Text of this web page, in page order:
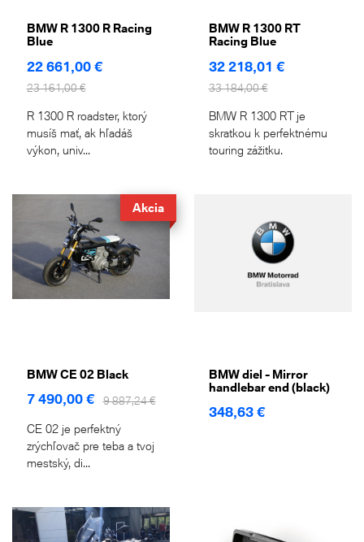
BMW R 1300 R Racing
Blue
22 661,00 €
23 161,00 €
R 1300 R roadster, ktorý
musíš mať, ak hľadáš
výkon, univ...
BMW R 1300 RT
Racing Blue
32 218,01 €
33 184,00 €
BMW R 1300 RT je
skratkou k perfektnému
touring zážitku.
Akcia
BMW CE 02 Black
7 490,00 € 9 887,24 €
CE 02 je perfektný
zrýchľovač pre teba a tvoj
mestský, di...
BMW diel - Mirror
handlebar end (black)
348,63 €